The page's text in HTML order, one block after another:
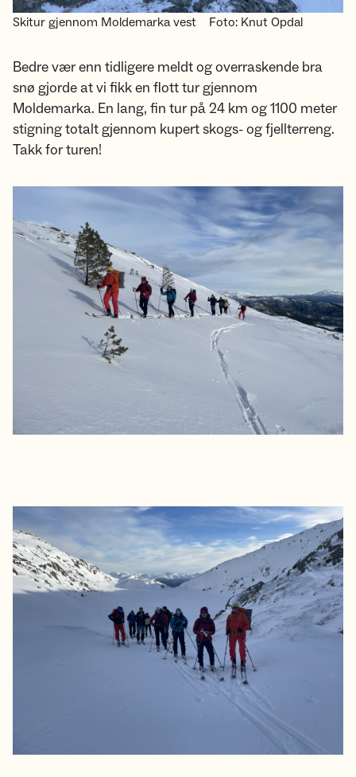
Skitur gjennom Moldemarka vest Foto: Knut Opdal
Bedre vær enn tidligere meldt og overraskende bra
snø gjorde at vi fikk en flott tur gjennom
Moldemarka. En lang, fin tur på 24 km og 1100 meter
stigning totalt gjennom kupert skogs- og fjellterreng.
Takk for turen!